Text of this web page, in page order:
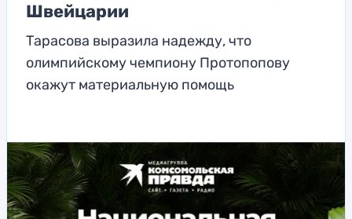
Швейцарии
Тарасова выразила надежду, что
олимпийскому чемпиону Протопопову
окажут материальную помощь